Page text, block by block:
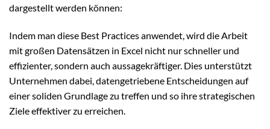
dargestellt werden können:
Indem man diese Best Practices anwendet, wird die Arbeit
mit großen Datensätzen in Excel nicht nur schneller und
effizienter, sondern auch aussagekräftiger. Dies unterstützt
Unternehmen dabei, datengetriebene Entscheidungen auf
einer soliden Grundlage zu treffen und so ihre strategischen
Ziele effektiver zu erreichen.